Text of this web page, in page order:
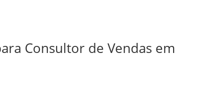
Consultor de Vendas em